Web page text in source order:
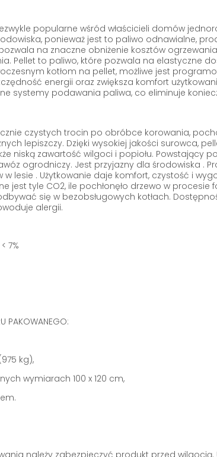
popularne wśród właścicieli domów
ponieważ jest to paliwo odnawialne,
na znaczne obniżenie kosztów
Pellet to paliwo, które pozwala na elastyczne
kotłom na pellet, możliwe jest
energii oraz zwiększa komfort
systemy podawania paliwa, co eliminuje
czystych trocin po obróbce korowania,
lepiszczy. Dzięki wysokiej jakości surowca,
niską zawartość wilgoci i popiołu. Powstający
ogrodniczy. Jest przyjazny dla środowiska .
lesie . Użytkowanie daje komfort, czystość i
jest tyle CO2, ile pochłonęło drzewo w procesie
się w bezobsługowych kotłach.
alergii.
7%
PAKOWANEGO:
kg),
wymiarach 100 x 120 cm,
należy zabezpieczyć produkt przed wilgocią.